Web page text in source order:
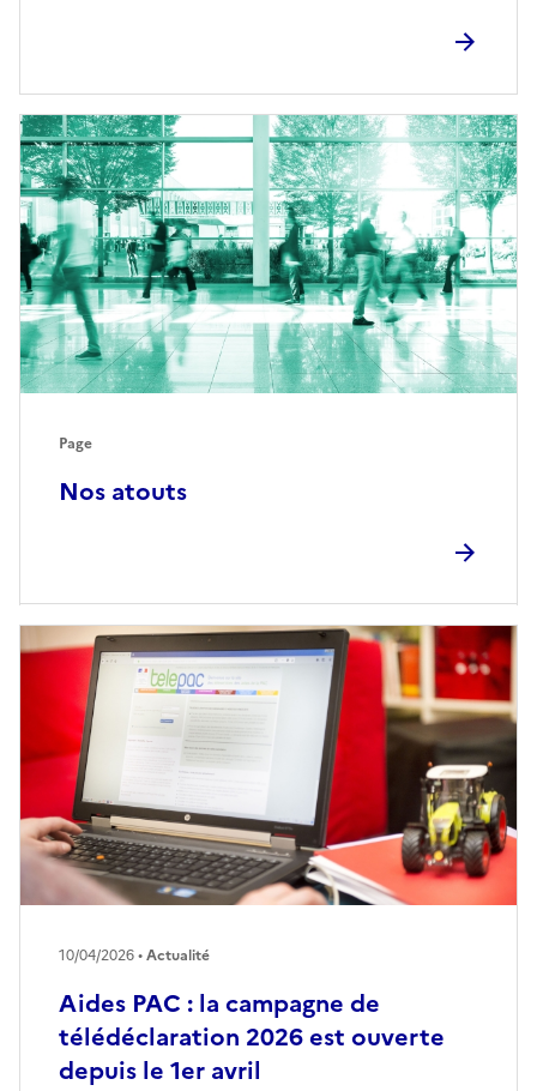
Nos atouts
Page
Aides PAC : la campagne de
télédéclaration 2026 est ouverte
depuis le 1er avril
10/04/2026 •Actualité